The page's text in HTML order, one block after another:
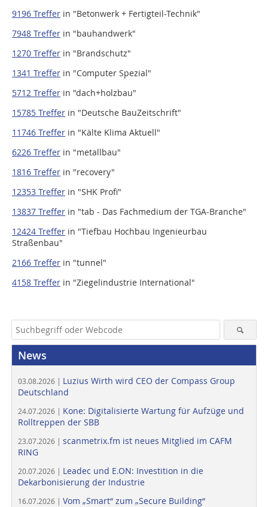
9196 Treffer in "Betonwerk + Fertigteil-Technik"
7948 Treffer in "bauhandwerk"
1270 Treffer in "Brandschutz"
1341 Treffer in "Computer Spezial"
5712 Treffer in "dach+holzbau"
15785 Treffer in "Deutsche BauZeitschrift"
11746 Treffer in "Kälte Klima Aktuell"
6226 Treffer in "metallbau"
1816 Treffer in "recovery"
12353 Treffer in "SHK Profi"
13837 Treffer in "tab - Das Fachmedium der TGA-Branche"
12424 Treffer in "Tiefbau Hochbau Ingenieurbau
Straßenbau"
2166 Treffer in "tunnel"
4158 Treffer in "Ziegelindustrie International"
News
03.08.2026 | Luzius Wirth wird CEO der Compass Group
Deutschland
24.07.2026 | Kone: Digitalisierte Wartung für Aufzüge und
Rolltreppen der SBB
23.07.2026 | scanmetrix.fm ist neues Mitglied im CAFM
RING
20.07.2026 | Leadec und E.ON: Investition in die
Dekarbonisierung der Industrie
16.07.2026 | Vom „Smart“ zum „Secure Building“